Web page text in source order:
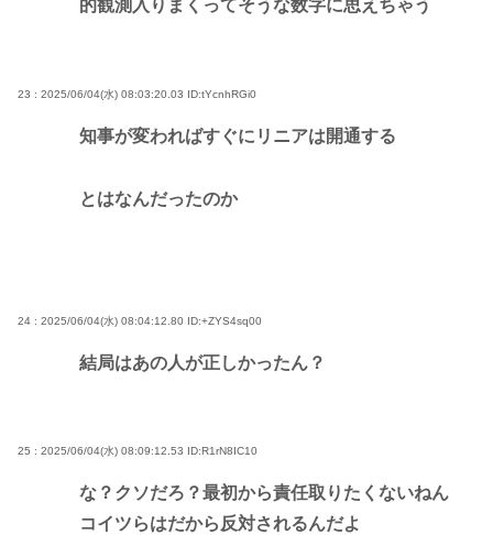
的観測入りまくってそうな数字に思えちゃう
23 : 2025/06/04(水) 08:03:20.03 ID:tYcnhRGi0
知事が変わればすぐにリニアは開通する
とはなんだったのか
24 : 2025/06/04(水) 08:04:12.80 ID:+ZYS4sq00
結局はあの人が正しかったん？
25 : 2025/06/04(水) 08:09:12.53 ID:R1rN8IC10
な？クソだろ？最初から責任取りたくないねん
コイツらはだから反対されるんだよ